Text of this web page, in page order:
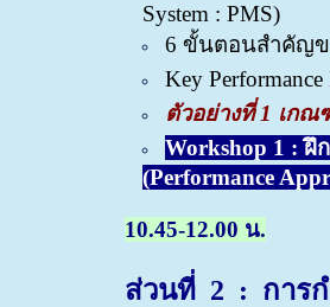
System : PMS)
6 ขั้นตอนสำคัญขอ
Key
ตัวอย่างที่ 1 เก
Workshop 1 :
(Performance
10.45-12.00 น.
ส่วนที่2 : การก